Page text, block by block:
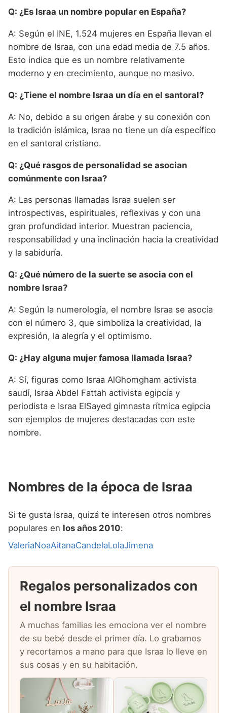
Q: ¿Es Israa un nombre popular en España?
A: Según el INE, 1.524 mujeres en España llevan el
nombre de Israa, con una edad media de 7.5 años.
Esto indica que es un nombre relativamente
moderno y en crecimiento, aunque no masivo.
Q: ¿Tiene el nombre Israa un día en el santoral?
A: No, debido a su origen árabe y su conexión con
la tradición islámica, Israa no tiene un día específico
en el santoral cristiano.
Q: ¿Qué rasgos de personalidad se asocian
comúnmente con Israa?
A: Las personas llamadas Israa suelen ser
introspectivas, espirituales, reflexivas y con una
gran profundidad interior. Muestran paciencia,
responsabilidad y una inclinación hacia la creatividad
y la sabiduría.
Q: ¿Qué número de la suerte se asocia con el
nombre Israa?
A: Según la numerología, el nombre Israa se asocia
con el número 3, que simboliza la creatividad, la
expresión, la alegría y el optimismo.
Q: ¿Hay alguna mujer famosa llamada Israa?
A: Sí, figuras como Israa AlGhomgham activista
saudí, Israa Abdel Fattah activista egipcia y
periodista e Israa ElSayed gimnasta rítmica egipcia
son ejemplos de mujeres destacadas con este
nombre.
Nombres de la época de Israa
Si te gusta Israa, quizá te interesen otros nombres
populares en los años 2010:
ValeriaNoaAitanaCandelaLolaJimena
Regalos personalizados con
el nombre Israa
A muchas familias les emociona ver el nombre
de su bebé desde el primer día. Lo grabamos
y recortamos a mano para que Israa lo lleve en
sus cosas y en su habitación.